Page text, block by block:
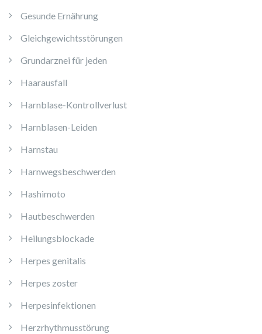
Gesunde Ernährung
Gleichgewichtsstörungen
Grundarznei für jeden
Haarausfall
Harnblase-Kontrollverlust
Harnblasen-Leiden
Harnstau
Harnwegsbeschwerden
Hashimoto
Hautbeschwerden
Heilungsblockade
Herpes genitalis
Herpes zoster
Herpesinfektionen
Herzrhythmusstörung